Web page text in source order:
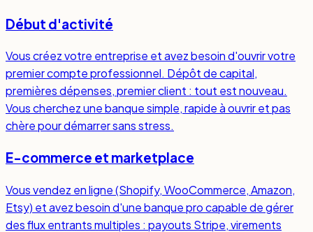
Début d'activité
Vous créez votre entreprise et avez besoin d'ouvrir votre
premier compte professionnel. Dépôt de capital,
premières dépenses, premier client : tout est nouveau.
Vous cherchez une banque simple, rapide à ouvrir et pas
chère pour démarrer sans stress.
E-commerce et marketplace
Vous vendez en ligne (Shopify, WooCommerce, Amazon,
Etsy) et avez besoin d'une banque pro capable de gérer
des flux entrants multiples : payouts Stripe, virements